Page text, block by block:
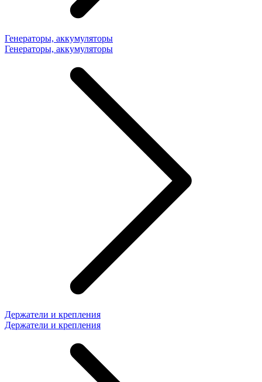
Генераторы, аккумуляторы
Генераторы, аккумуляторы
Держатели и крепления
Держатели и крепления